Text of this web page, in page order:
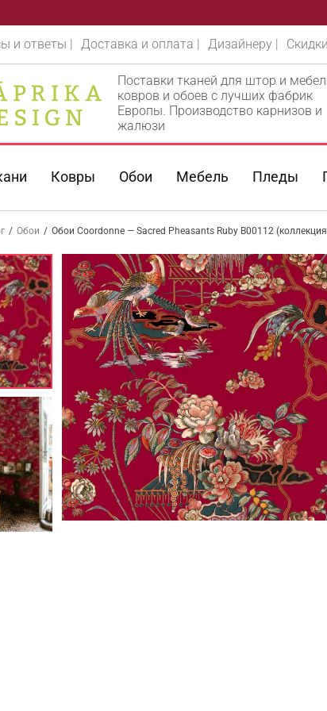
и ответы | Доставка и оплата | Дизайнеру |
Поставки тканей для штор и
ковров и обоев с лучших фабрик
Европы. Производство карнизов и
жалюзи
Ковры Обои Мебель Пледы
/ Обои / Обои Coordonne — Sacred Pheasants Ruby B00112